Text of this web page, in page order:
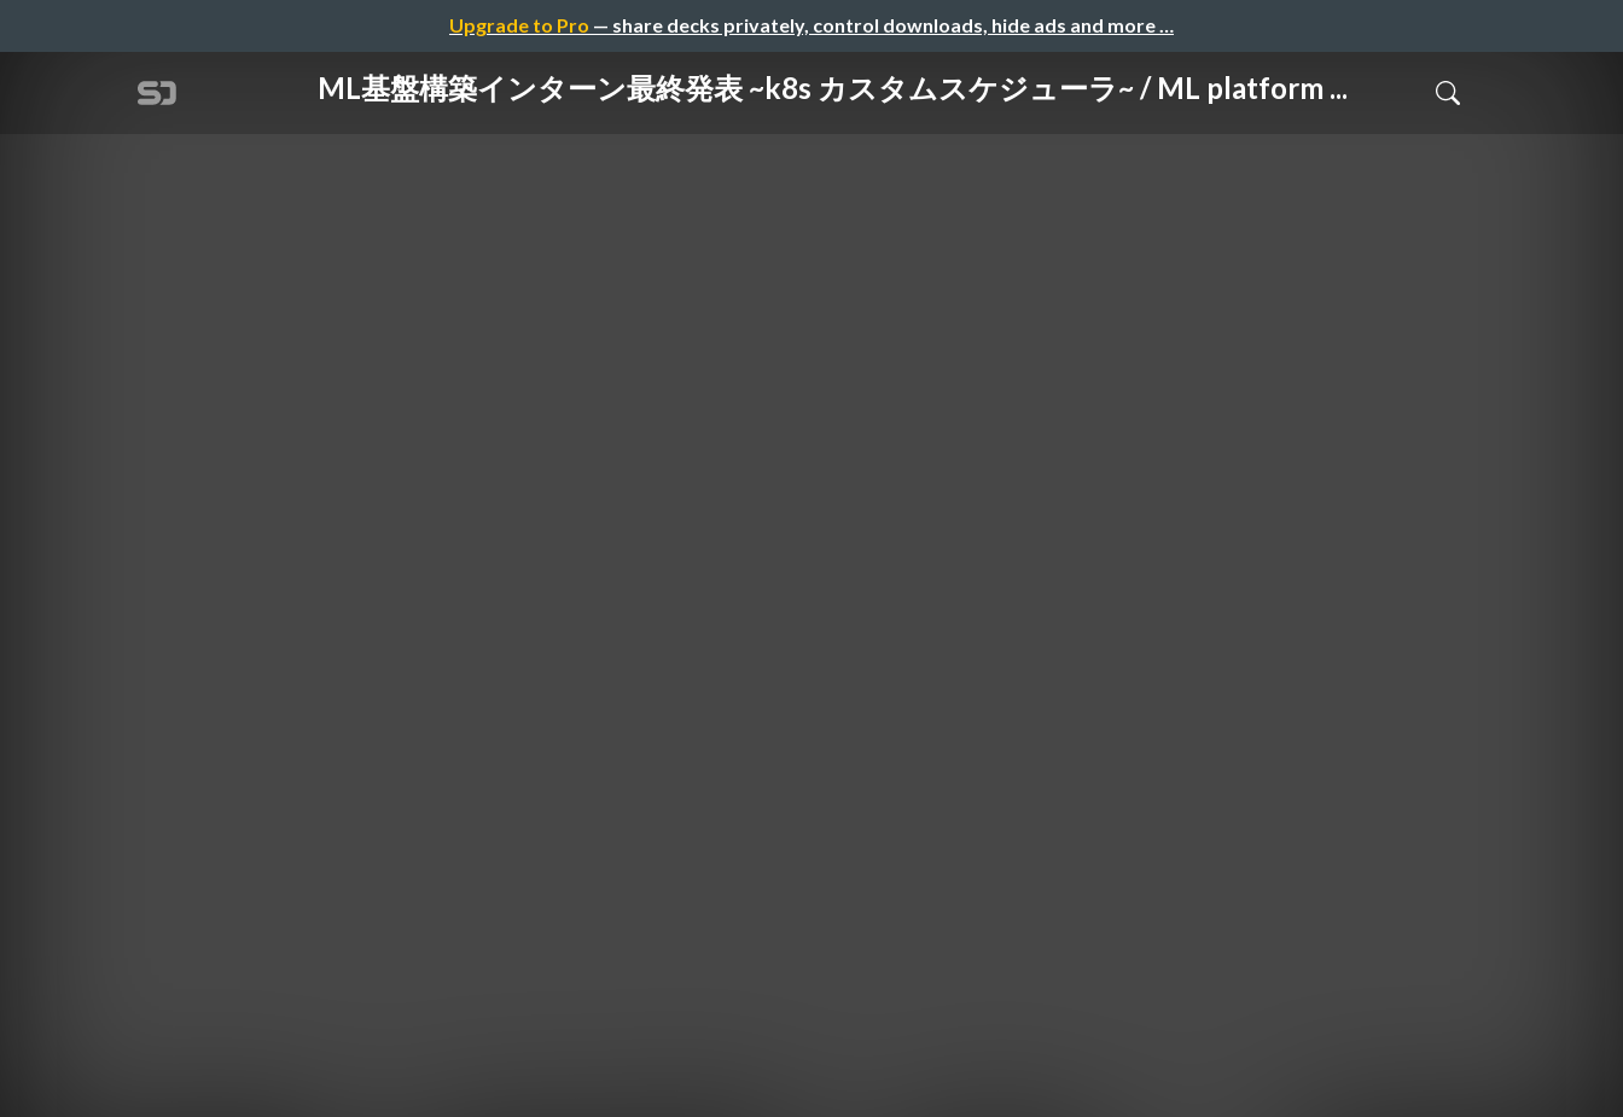
Upgrade to Pro — share decks privately, control downloads, hide ads and more …
ML基盤構築インターン最終発表 ~k8s カスタムスケジューラ~ / ML platform ...